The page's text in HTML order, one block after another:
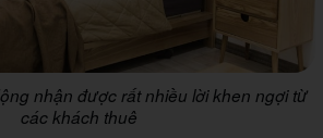
nhận được rất nhiều lời khen ngợi từ
các khách thuê